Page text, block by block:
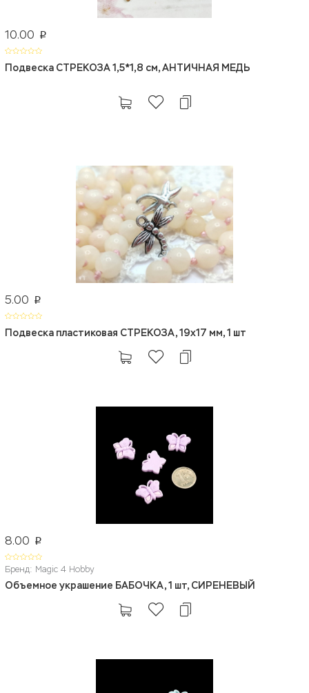
10.00 p
Подвеска СТРЕКОЗА 1,5*1,8 см, АНТИЧНАЯ МЕДЬ
5.00 p
Подвеска пластиковая СТРЕКОЗА, 19х17 мм, 1 шт
8.00 p
Бренд: Magic 4 Hobby
Объемное украшение БАБОЧКА, 1 шт, СИРЕНЕВЫЙ